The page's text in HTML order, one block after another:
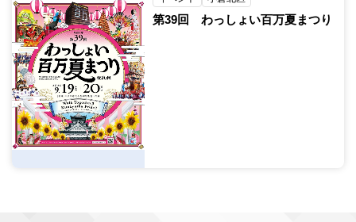
第39回 わっしょい百万夏まつり